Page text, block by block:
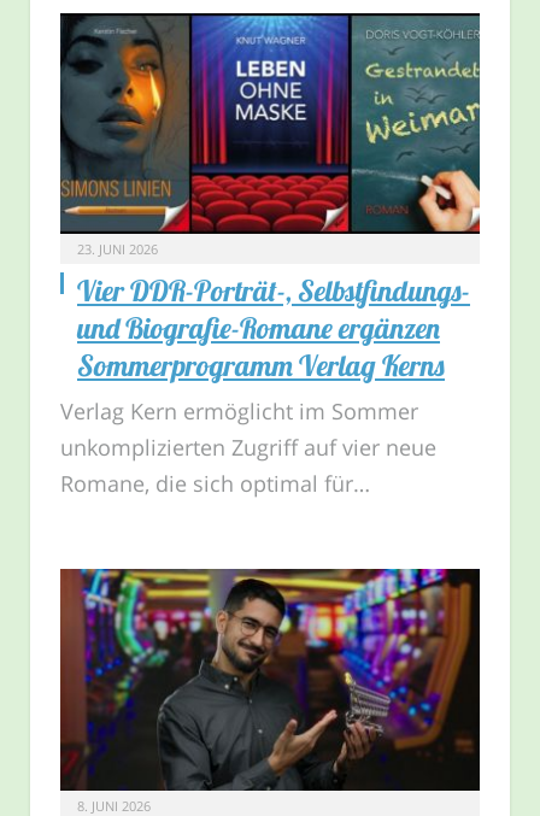
23. JUNI 2026
Vier DDR-Porträt-, Selbstfindungs-
und Biografie-Romane ergänzen
Sommerprogramm Verlag Kerns
Verlag Kern ermöglicht im Sommer
unkomplizierten Zugriff auf vier neue
Romane, die sich optimal für…
8. JUNI 2026